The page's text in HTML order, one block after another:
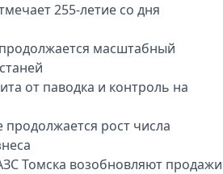
255-летие со дня
масштабный
от паводка и контроль на
рост числа
Томска возобновляют продажи